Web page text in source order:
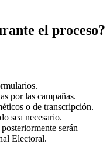
el proceso?
por las campañas.
o de transcripción.
sea necesario.
serán
Electoral.